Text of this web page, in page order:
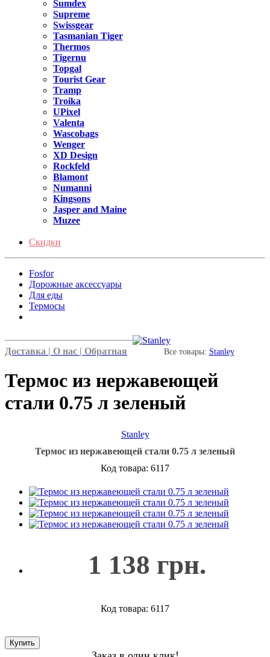
Sumdex
Supreme
Swissgear
Tasmanian Tiger
Thermos
Tigernu
Topgal
Tourist Gear
Tramp
Troika
UPixel
Valenta
Wascobags
Wenger
XD Design
Rockfeld
Blamont
Numanni
Kingsons
Jasper and Maine
Muzee
Скидки
Fosfor
Дорожные аксессуары
Для еды
Термосы
Все товары: Stanley
Термос из нержавеющей
стали 0.75 л зеленый
Stanley
Термос из нержавеющей стали 0.75 л зеленый
Код товара: 6117
1 138 грн.
Код товара: 6117
Купить
Доставка | О нас | Обратная